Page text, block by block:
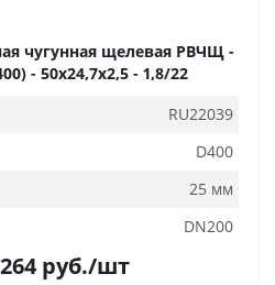
чугунная щелевая РВЧЩ -
- 50x24,7x2,5 - 1,8/22
RU22039
D400
25 мм
DN200
руб./шт